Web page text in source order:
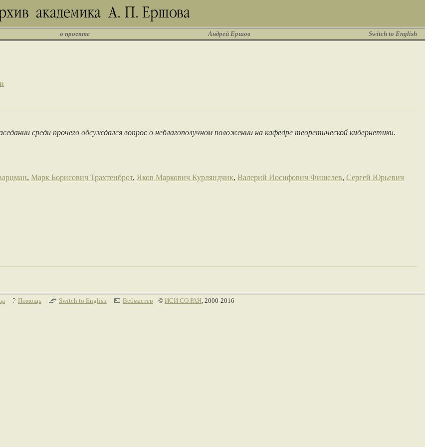
о проекте Андрей Ершов Switch to English
среди прочего обсуждался вопрос о неблагополучном положении на кафедре теоретической кибернетики.
, Марк Борисович Трахтенброт, Яков Маркович Курляндчик, Валерий Иосифович Фишелев, Сергей Юрьевич
Помощь Switch to English Вебмастер © ИСИ СО РАН, 2000-2016